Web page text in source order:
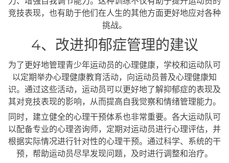
竞技表现，也有助于他们在人生的其他方面更好地应对各种
挑战。
4、改进抑郁症管理的建议
为了更好地管理青少年运动员的心理健康，学校和运动队可
以定期举办心理健康教育活动，向运动员普及心理健康知
识。通过这些活动，运动员可以更好地了解抑郁症的表现及
其对竞技表现的影响，从而提高自我觉察和情绪管理能力。
同时，建立健全的心理干预体系也非常重要。各大运动队可
以配备专业的心理咨询师，定期对运动员进行心理评估，并
根据实际情况进行针对性的心理干预。通过科学、系统的干
预，帮助运动员尽早发现问题，及时进行调整和治疗。